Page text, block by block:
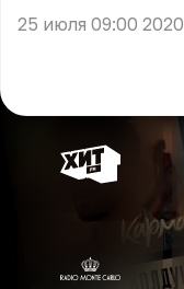
25 июля 09:00 2020